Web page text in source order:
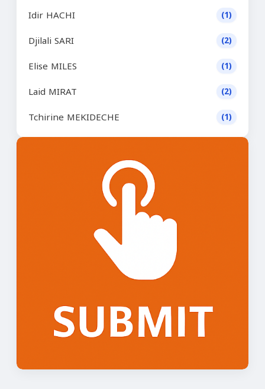
Idir HACHI (1)
Djilali SARI (2)
Elise MILES (1)
Laid MIRAT (2)
Tchirine MEKIDECHE (1)